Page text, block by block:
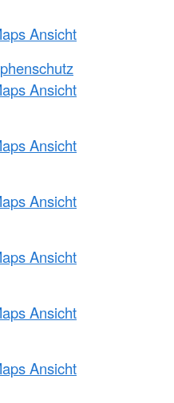
Ansicht
Ansicht
Ansicht
Ansicht
Ansicht
Ansicht
Ansicht